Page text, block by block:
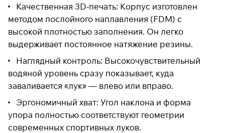
Качественная 3D-печать: Корпус изготовлен
методом послойного наплавления (FDM) с
высокой плотностью заполнения. Он легко
выдерживает постоянное натяжение резины.
Наглядный контроль: Высокочувствительный
водяной уровень сразу показывает, куда
заваливается «лук» — влево или вправо.
Эргономичный хват: Угол наклона и форма
упора полностью соответствуют геометрии
современных спортивных луков.